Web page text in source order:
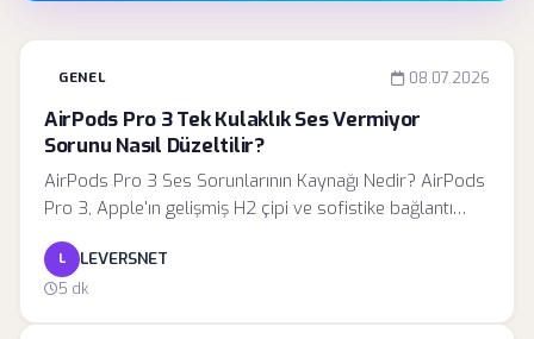
GENEL 08.07.2026
AirPods Pro 3 Tek Kulaklık Ses Vermiyor
Sorunu Nasıl Düzeltilir?
AirPods Pro 3 Ses Sorunlarının Kaynağı Nedir? AirPods
Pro 3, Apple'ın gelişmiş H2 çipi ve sofistike bağlantı
mimarisi sayesinde yüksek performans sunsa da,
karmaşık yapısı nedeniyle zaman zaman
senkronizasyon hataları yaşanabilir. Tek kulaklıktan ses
L
LEVERSNET
5 dk